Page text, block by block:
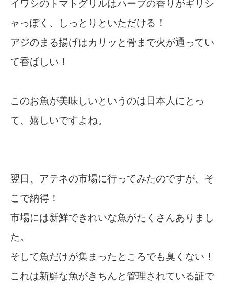
イワシのトマトグリルはハーブの香りがギリシ
ャっぽく、しっとりといただける！
アジのまる揚げはカリッと骨まで火が通ってい
て香ばしい！
このお魚が美味しいというのは日本人にとっ
て、嬉しいですよね。
翌日、アテネの市場に行ってみたのですが、そ
こで納得！
市場には新鮮できれいな魚がたくさんありまし
た。
そして魚だけが集まったところでも臭くない！
これは新鮮な魚がきちんと管理されている証で